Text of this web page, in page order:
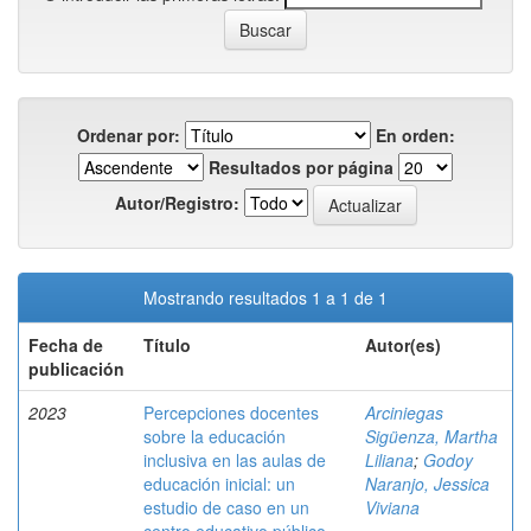
Ordenar por:
En orden:
Resultados por página
Autor/Registro:
Mostrando resultados 1 a 1 de 1
Fecha de
publicación
Título Autor(es)
2023
Percepciones docentes
sobre la educación
inclusiva en las aulas de
educación inicial: un
estudio de caso en un
Arciniegas
Sigüenza, Martha
Liliana; Godoy
Naranjo, Jessica
Viviana